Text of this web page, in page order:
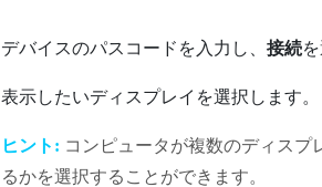
デバイスのパスコードを入力し、 接続を
表示したいディスプレイを選択します。
ヒント: コンピュータが複数のディスプ
るかを選択することができます。